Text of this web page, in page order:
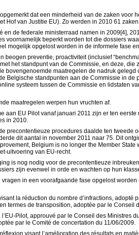
dat een minderheid van de zaken voor
Hof van Justitie EU). Zo werden in 2010 61
en de federale ministerraad namen in 2009[4],
voornamelijk beperkt worden tot die dossiers
mogelijk opgelost worden in de informele fase
beogen preventie, proactiviteit (inclusief “
het standpunt van de Commissie, en deze,
bovengenoemde maatregelen de nadruk
Belgische standpunten aan de Commissie in
systeem tussen de Commissie en lidstaten
maatregelen werpen hun vruchten af.
aan EU Pilot vanaf januari 2011 zijn er ten
in 2010.
precontentieuze procedures daalde ten tweede
dit aantal in november 2011 naar 75. Dit
Belgium is no longer the Member State
uitvoering van EU-recht.
is nog nodig voor de precontentieuze
zijn evenwel in orde en wachten op hun
vragen in een voorafgaande fase opgelost
la réduction du nombre d’infractions,
termes de transposition, adoptée par le Conseil
l’EU-Pilot, approuvé par le Conseil des Ministres
par le Comité de concertation du 11/06/2009.
visant l’amélioration des résultats en